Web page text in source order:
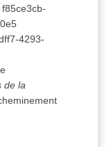
f85ce3cb-
4293-
de la